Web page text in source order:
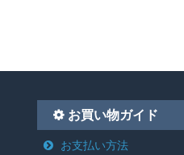
お買い物ガイド
お支払い方法